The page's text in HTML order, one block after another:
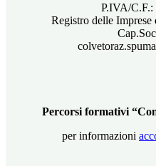
P.IVA/C.F.:
Registro delle
Percorsi formativi
per informazioni